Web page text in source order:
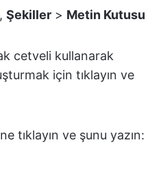
Şekiller > Metin Kutusu
cetveli kullanarak
için tıklayın ve
tıklayın ve şunu yazın: